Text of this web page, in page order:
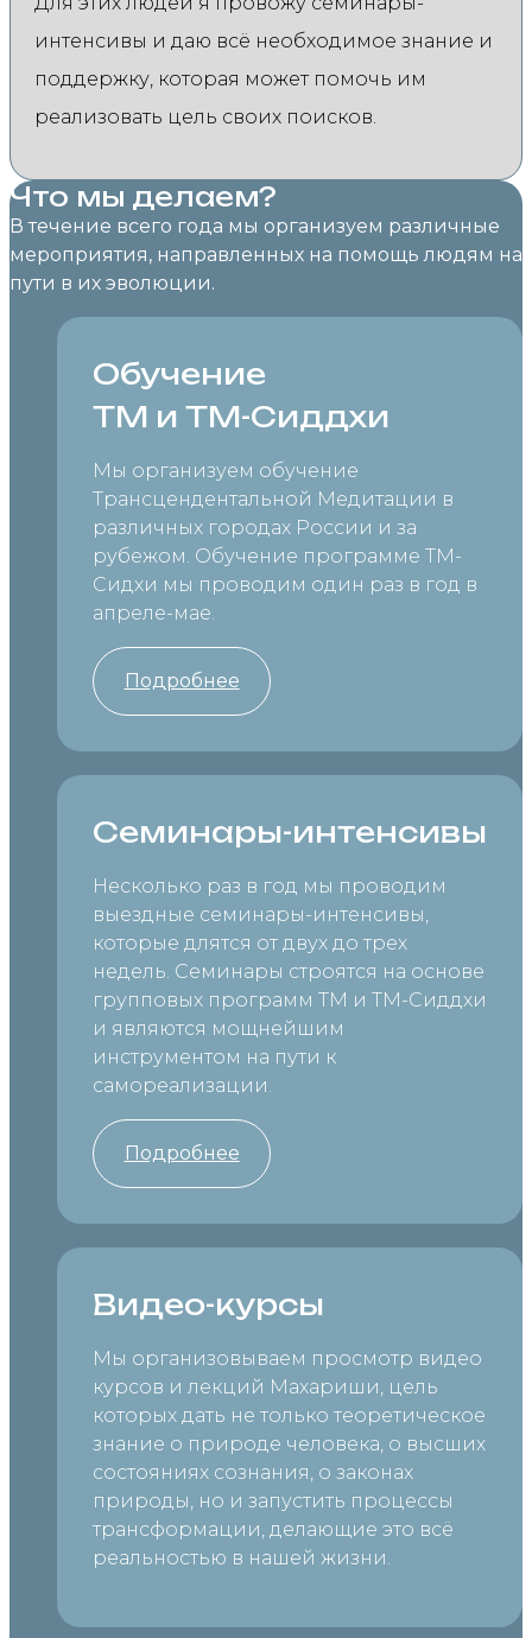
интенсивы и даю всё необходимое знание и
поддержку, которая может помочь им
реализовать цель своих поисков.
Что мы делаем?
В течение всего года мы организуем различные
мероприятия, направленных на помощь людям на
пути в их эволюции.
Обучение
ТМ и ТМ-Сиддхи
Мы организуем обучение
Трансцендентальной Медитации в
различных городах России и за
рубежом. Обучение программе ТМ-
Сидхи мы проводим один раз в год в
апреле-мае.
Подробнее
Семинары-интенсивы
Несколько раз в год мы проводим
выездные семинары-интенсивы,
которые длятся от двух до трех
недель. Семинары строятся на основе
групповых программ ТМ и ТМ-Сиддхи
и являются мощнейшим
инструментом на пути к
самореализации.
Подробнее
Видео-курсы
Мы организовываем просмотр видео
курсов и лекций Махариши, цель
которых дать не только теоретическое
знание о природе человека, о высших
состояниях сознания, о законах
природы, но и запустить процессы
трансформации, делающие это всё
реальностью в нашей жизни.